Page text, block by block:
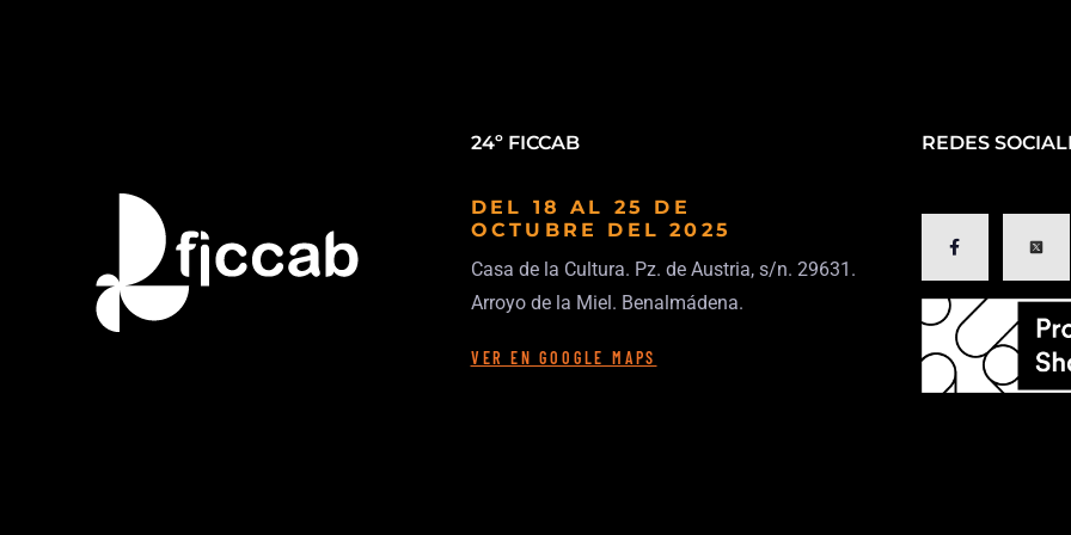
24º FICCAB
DEL 18 AL 25 DE
OCTUBRE
DEL 2025
Casa de la Cultura. Pz. de Austria, s/n. 29631.
Arroyo de la Miel. Benalmádena.
VER EN GOOGLE MAPS
REDES